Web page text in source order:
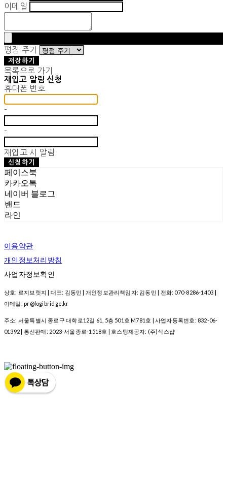
이메일
평점 주기
저장하기
목록으로 가기
재입고 알림 신청
휴대폰 번호
-
-
재입고 시 알림
신청하기
페이스북
카카오톡
네이버 블로그
밴드
라인
이용약관
개인정보처리방침
사업자정보확인
상호: 로지브릿지 | 대표: 김동민 | 개인정보관리책임자: 김동민 | 전화: 070-8286-1403 |
이메일: pr@logibridge.kr
주소: 서울특별시 종로구 대학로12길 61, 5층 501호 M781호 | 사업자등록번호: 832-06-
01392 | 통신판매: 2023-서울종로-1518호 | 호스팅제공자: (주)식스샵